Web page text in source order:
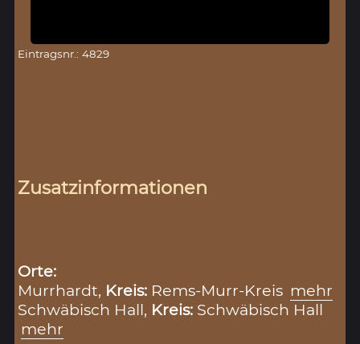
Eintragsnr.: 4829
Zusatzinformationen
Orte:
Murrhardt, Kreis: Rems-Murr-Kreis mehr
Schwäbisch Hall, Kreis: Schwäbisch Hall
mehr